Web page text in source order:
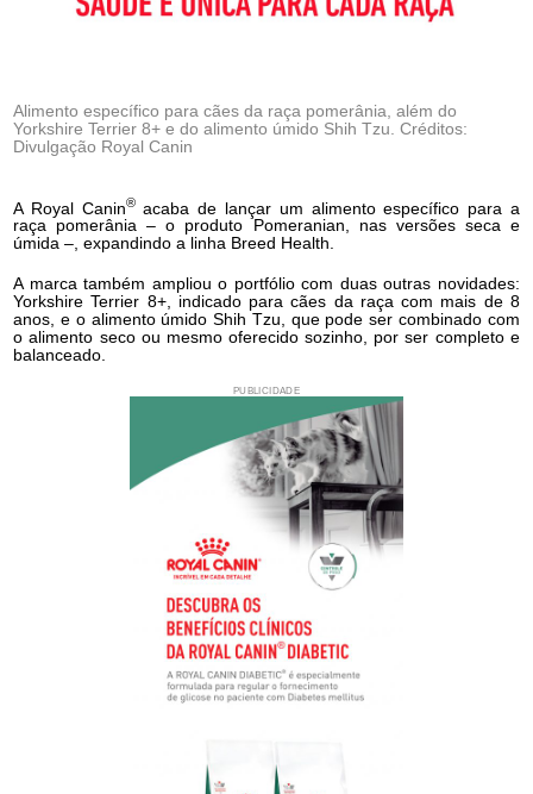
Alimento específico para cães da raça pomerânia, além do
Yorkshire Terrier 8+ e do alimento úmido Shih Tzu. Créditos:
Divulgação Royal Canin
A Royal Canin®acaba de lançar um alimento específico para a
raça pomerânia – o produto Pomeranian, nas versões seca e
úmida –, expandindo a linha Breed Health.
A marca também ampliou o portfólio com duas outras novidades:
Yorkshire Terrier 8+, indicado para cães da raça com mais de 8
anos, e o alimento úmido Shih Tzu, que pode ser combinado com
o alimento seco ou mesmo oferecido sozinho, por ser completo e
balanceado.
PUBLICIDADE